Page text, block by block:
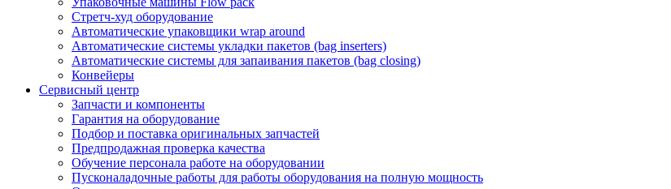
Стретч-худ оборудование
Автоматические упаковщики wrap around
Автоматические системы укладки пакетов (bag inserters)
Автоматические системы для запаивания пакетов (bag closing)
Конвейеры
Сервисный центр
Запчасти и компоненты
Гарантия на оборудование
Подбор и поставка оригинальных запчастей
Предпродажная проверка качества
Обучение персонала работе на оборудовании
Пусконаладочные работы для работы оборудования на полную мощность